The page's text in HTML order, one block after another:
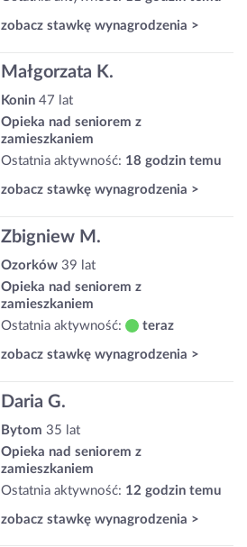
zobacz stawkę wynagrodzenia >
Małgorzata K.
Konin 47 lat
Opieka nad seniorem z
zamieszkaniem
Ostatnia aktywność: 18 godzin temu
zobacz stawkę wynagrodzenia >
Zbigniew M.
Ozorków 39 lat
Opieka nad seniorem z
zamieszkaniem
Ostatnia aktywność:
teraz
zobacz stawkę wynagrodzenia >
Daria G.
Bytom 35 lat
Opieka nad seniorem z
zamieszkaniem
Ostatnia aktywność: 12 godzin temu
zobacz stawkę wynagrodzenia >